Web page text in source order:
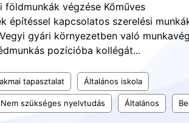
végzése Kőműves
építéssel kapcsolatos szerelési
gyári környezetben való
pozícióba kollégát...
tapasztalat Általános iskola
Nem szükséges nyelvtudás Általános